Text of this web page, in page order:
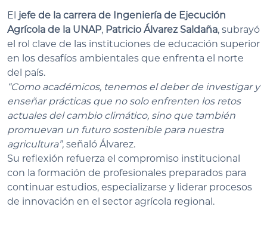
El jefe de la carrera de Ingeniería de Ejecución
Agrícola de la UNAP, Patricio Álvarez Saldaña, subrayó
el rol clave de las instituciones de educación superior
en los desafíos ambientales que enfrenta el norte
del país.
“Como académicos, tenemos el deber de investigar y
enseñar prácticas que no solo enfrenten los retos
actuales del cambio climático, sino que también
promuevan un futuro sostenible para nuestra
agricultura”, señaló Álvarez.
Su reflexión refuerza el compromiso institucional
con la formación de profesionales preparados para
continuar estudios, especializarse y liderar procesos
de innovación en el sector agrícola regional.